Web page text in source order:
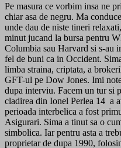
Pe masura ce vorbim insa ne
chiar asa de negru. Ma
unde dau de niste tineri
minut jucand la bursa pentru
Columbia sau Harvard si s-au
fel de buni ca in Occident.
limba straina, criptata, a
GFT-ul pe Dow Jones. Imi
dupa interviu. Facem un tur si
cladirea din Ionel Perlea 14 a
perioada interbelica a fost
Asigurari. Sima a tinut sa o
simbolica. Iar pentru asta a
proprietar de dupa 1990,